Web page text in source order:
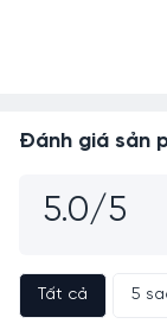
Đánh giá sản
5.0/5
Tất cả